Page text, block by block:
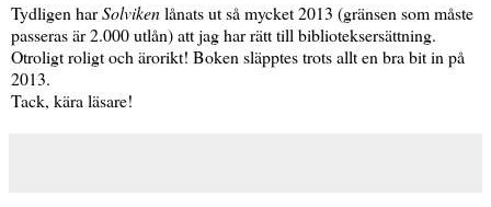
Tydligen harSolvikenlånats ut så mycket 2013 (gränsen som måste
passeras är 2.000 utlån) att jag har rätt till biblioteksersättning.
Otroligt roligt och ärorikt! Boken släpptes trots allt en bra bit in på
2013.
Tack, kära läsare!